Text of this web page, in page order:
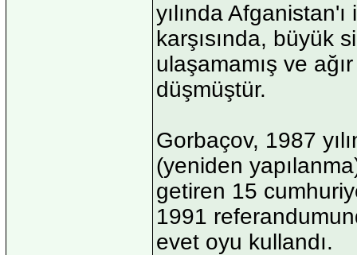
yılında
karşısında, büyük
ulaşamamış ve
düşmüştür.
Gorbaçov, 1987
(yeniden
getiren 15
1991
evet oyu kullandı.